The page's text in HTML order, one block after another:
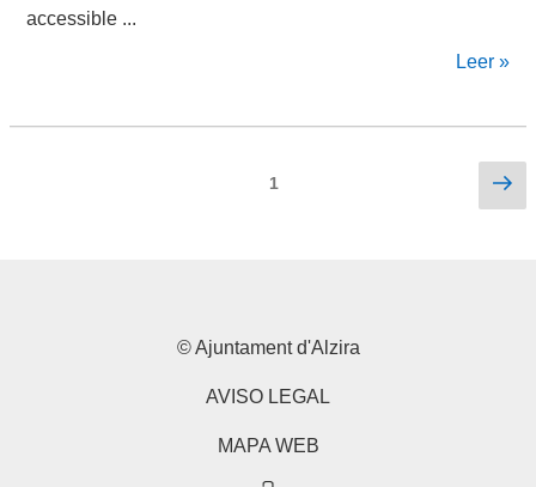
accessible ...
Leer »
1
© Ajuntament d'Alzira
AVISO LEGAL
MAPA WEB